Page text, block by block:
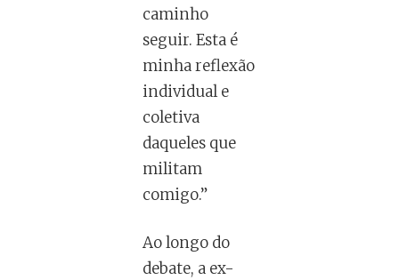
caminho
seguir. Esta é
minha reflexão
individual e
coletiva
daqueles que
militam
comigo.”
Ao longo do
debate, a ex-